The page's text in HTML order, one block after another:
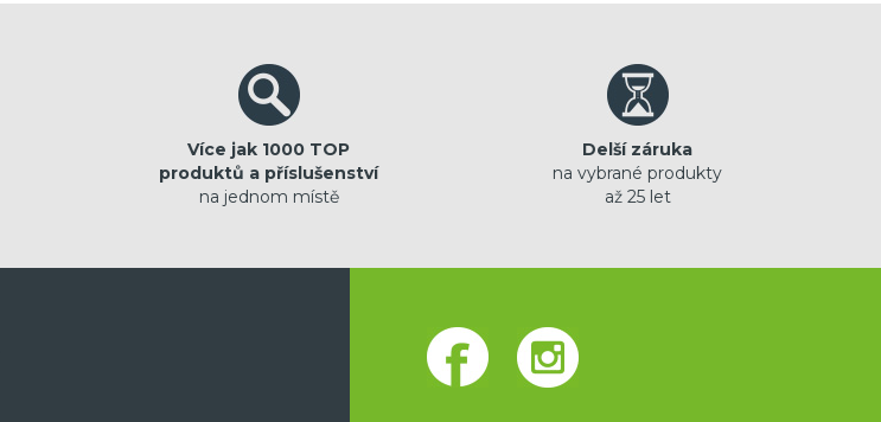
Více jak 1000 TOP
produktů a příslušenství
na jednom místě
Delší záruka
na vybrané produkty
až 25 let